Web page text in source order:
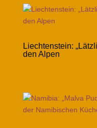
Liechtenstein:
den Alpen